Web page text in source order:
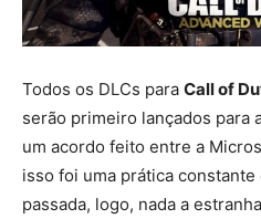
Todos os DLCs para Call of
serão primeiro lançados para
um acordo feito entre a
isso foi uma prática constante
passada, logo, nada a